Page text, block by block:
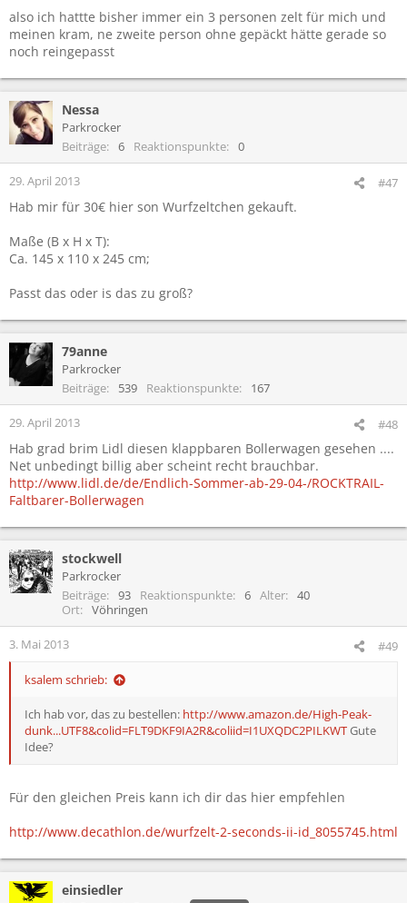
also ich hattte bisher immer ein 3 personen zelt für mich und
meinen kram, ne zweite person ohne gepäckt hätte gerade so
noch reingepasst
Nessa
Parkrocker
Beiträge
6 Reaktionspunkte 0
29. April 2013 #47
Hab mir für 30€ hier son Wurfzeltchen gekauft.
Maße (B x H x T):
Ca. 145 x 110 x 245 cm;
Passt das oder is das zu groß?
79anne
Parkrocker
Beiträge
539 Reaktionspunkte 167
29. April 2013 #48
Hab grad brim Lidl diesen klappbaren Bollerwagen gesehen ....
Net unbedingt billig aber scheint recht brauchbar.
http://www.lidl.de/de/Endlich-Sommer-ab-29-04-/ROCKTRAIL-
Faltbarer-Bollerwagen
stockwell
Parkrocker
Beiträge
93 Reaktionspunkte 6 Alter
40
Ort
Vöhringen
3. Mai 2013 #49
ksalem schrieb:
Ich hab vor, das zu bestellen: http://www.amazon.de/High-Peak-
dunk...UTF8&colid=FLT9DKF9IA2R&coliid=I1UXQDC2PILKWTGute
Idee?
Für den gleichen Preis kann ich dir das hier empfehlen
http://www.decathlon.de/wurfzelt-2-seconds-ii-id_8055745.html
einsiedler